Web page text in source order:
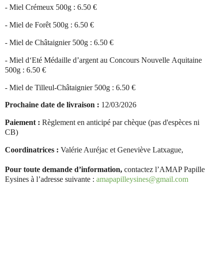
- Miel Crémeux 500g : 6.50 €
- Miel de Forêt 500g : 6.50 €
- Miel de Châtaignier 500g : 6.50 €
- Miel d‘Eté Médaille d’argent au Concours Nouvelle Aquitaine
500g : 6.50 €
- Miel de Tilleul-Châtaignier 500g : 6.50 €
Prochaine date de livraison : 12/03/2026
Paiement : Règlement en anticipé par chèque (pas d'espèces ni
CB)
Coordinatrices : Valérie Auréjac et Geneviève Latxague,
Pour toute demande d’information, contactez l’AMAP Papille
Eysines à l’adresse suivante : amapapilleysines@gmail.com